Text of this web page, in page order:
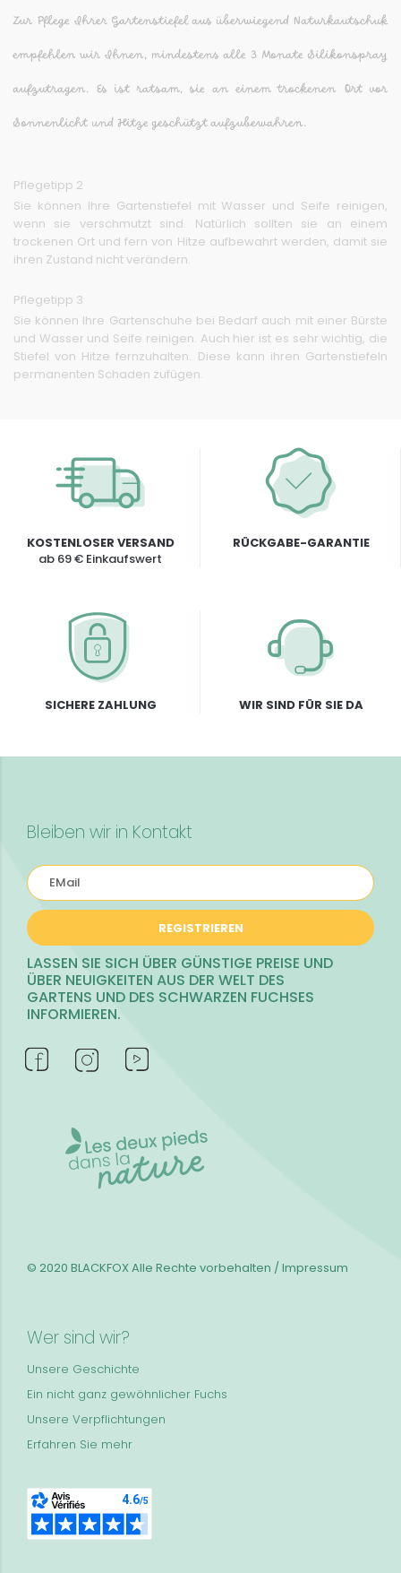
Zur Pflege Ihrer Gartenstiefel aus überwiegend Naturkautschuk
empfehlen wir Ihnen, mindestens alle 3 Monate Silikonspray
aufzutragen. Es ist ratsam, sie an einem trockenen Ort vor
Sonnenlicht und Hitze geschützt aufzubewahren.
Pflegetipp 2
Sie können Ihre Gartenstiefel mit Wasser und Seife reinigen,
wenn sie verschmutzt sind. Natürlich sollten sie an einem
trockenen Ort und fern von Hitze aufbewahrt werden, damit sie
ihren Zustand nicht verändern.
Pflegetipp 3
Sie können Ihre Gartenschuhe bei Bedarf auch mit einer Bürste
und Wasser und Seife reinigen. Auch hier ist es sehr wichtig, die
Stiefel von Hitze fernzuhalten. Diese kann ihren Gartenstiefeln
permanenten Schaden zufügen.
KOSTENLOSER VERSAND
ab 69 € Einkaufswert
RÜCKGABE-GARANTIE
SICHERE ZAHLUNG WIR SIND FÜR SIE DA
Bleiben wir in Kontakt
REGISTRIEREN
LASSEN SIE SICH ÜBER GÜNSTIGE PREISE UND
ÜBER NEUIGKEITEN AUS DER WELT DES
GARTENS UND DES SCHWARZEN FUCHSES
INFORMIEREN.
Wer sind wir?
Unsere Geschichte
Ein nicht ganz gewöhnlicher Fuchs
Unsere Verpflichtungen
Erfahren Sie mehr
© 2020 BLACKFOXAlle Rechte vorbehalten / Impressum